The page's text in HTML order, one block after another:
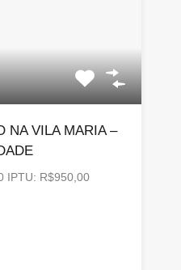
NA VILA MARIA –
IPTU: R$950,00